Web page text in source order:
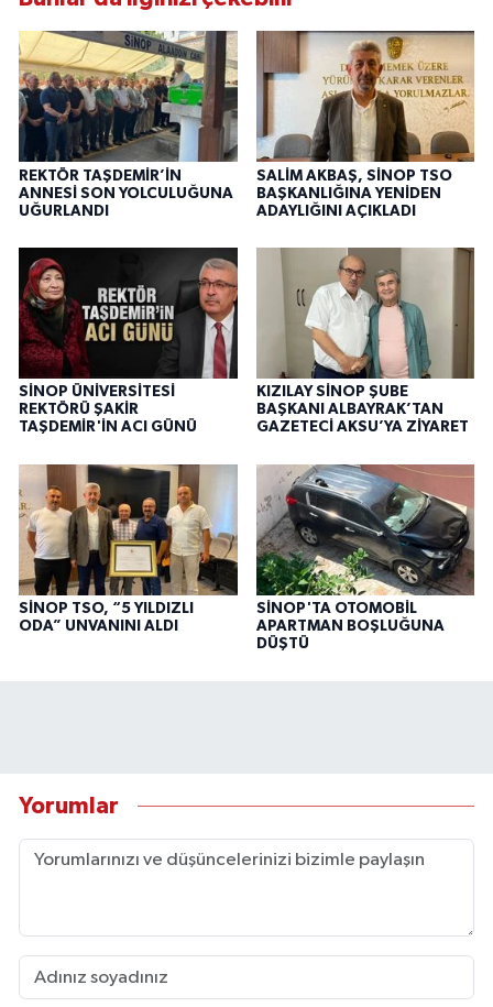
REKTÖR TAŞDEMİR’İN
ANNESİ SON YOLCULUĞUNA
UĞURLANDI
SALİM AKBAŞ, SİNOP TSO
BAŞKANLIĞINA YENİDEN
ADAYLIĞINI AÇIKLADI
SİNOP ÜNİVERSİTESİ
REKTÖRÜ ŞAKİR
TAŞDEMİR'İN ACI GÜNÜ
KIZILAY SİNOP ŞUBE
BAŞKANI ALBAYRAK’TAN
GAZETECİ AKSU’YA ZİYARET
SİNOP TSO, “5 YILDIZLI
ODA” UNVANINI ALDI
SİNOP'TA OTOMOBİL
APARTMAN BOŞLUĞUNA
DÜŞTÜ
Yorumlar